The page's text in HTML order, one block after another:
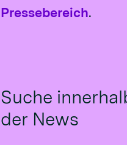
Pressebereich.
Suche
der News